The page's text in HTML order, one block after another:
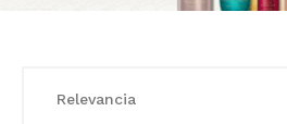
Relevancia